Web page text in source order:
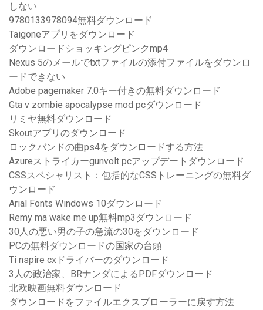
しない
9780133978094無料ダウンロード
Taigoneアプリをダウンロード
ダウンロードショッキングピンクmp4
Nexus 5のメールでtxtファイルの添付ファイルをダウンロ
ードできない
Adobe pagemaker 7.0キー付きの無料ダウンロード
Gta v zombie apocalypse mod pcダウンロード
リミヤ無料ダウンロード
Skoutアプリのダウンロード
ロックバンドの曲ps4をダウンロードする方法
Azureストライカーgunvolt pcアップデートダウンロード
CSSスペシャリスト：包括的なCSSトレーニングの無料ダ
ウンロード
Arial Fonts Windows 10ダウンロード
Remy ma wake me up無料mp3ダウンロード
30人の悪い男の子の急流の30をダウンロード
PCの無料ダウンロードの国家の台頭
Ti nspire cxドライバーのダウンロード
3人の政治家、BRナンダによるPDFダウンロード
北欧映画無料ダウンロード
ダウンロードをファイルエクスプローラーに戻す方法